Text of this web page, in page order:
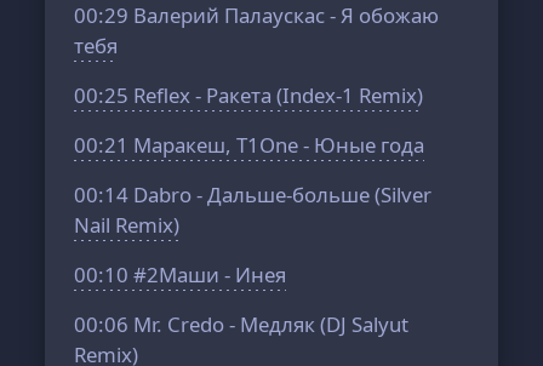
00:29 Валерий Палаускас - Я обожаю
тебя
00:25 Reflex - Ракета (Index-1 Remix)
00:21 Маракеш, T1One - Юные года
00:14 Dabro - Дальше-больше (Silver
Nail Remix)
00:10 #2Маши - Инея
00:06 Mr. Credo - Медляк (DJ Salyut
Remix)